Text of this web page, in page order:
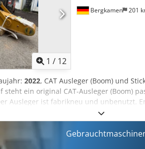
1 / 12
Bergkamen 201
2022, CAT Ausleger (Boom) und
steht ein original CAT-Ausleger (Boom)
Ausleger ist fabrikneu und unbenutzt.
Hubzylinder verkauft und ist sofort
(je nach Ausführung) * Neu,
montiert * Sofort verfügbar Ideal als
Chodpfjziyb Dox Ac Isa